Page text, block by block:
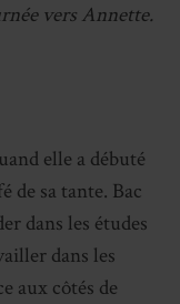
vers Annette.
elle a débuté
de sa tante. Bac
dans les études
dans les
aux côtés de